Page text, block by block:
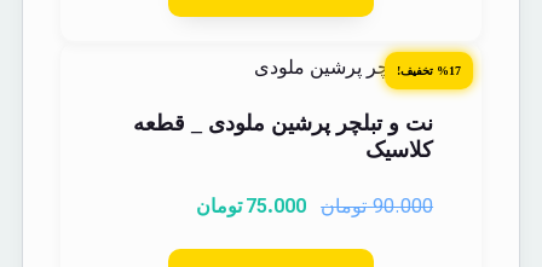
%17 تخفیف!
نت و تبلچر پرشین ملودی _ قطعه
کلاسیک
90.000 تومان 75.000 تومان